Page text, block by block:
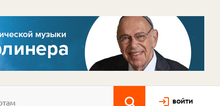
ВОЙТИ